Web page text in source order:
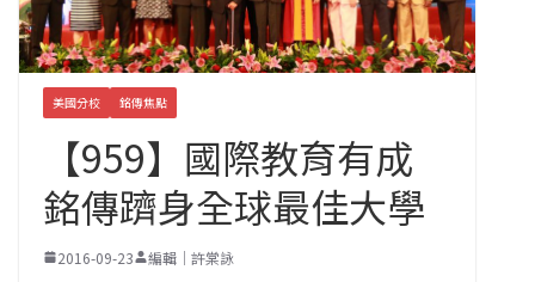
美國分校 銘傳焦點
【959】國際教育有成
銘傳躋身全球最佳大學
2016-09-23 編輯｜許棠詠